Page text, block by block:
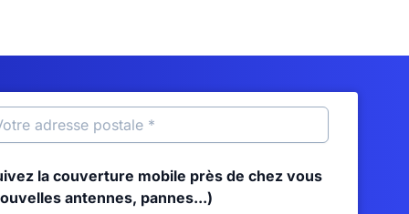
la couverture mobile près de chez vous
antennes, pannes...)